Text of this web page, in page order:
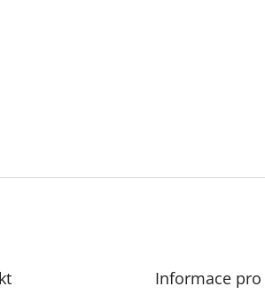
Informace pro